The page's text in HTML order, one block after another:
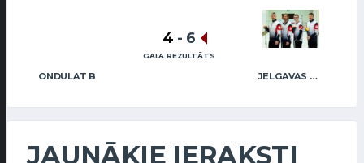
ONDULAT B JELGAVAS MAIZNIEKS
4 - 6
GALA REZULTĀTS
JAUNĀKIE IERAKSTI